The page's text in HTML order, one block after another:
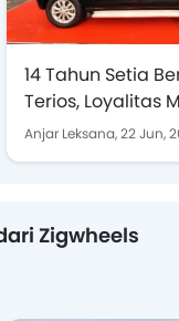
14 Tahun Setia
Terios, Loyalitas
Patria Diganjar
Anjar Leksana,22 Jun,
Zigwheels